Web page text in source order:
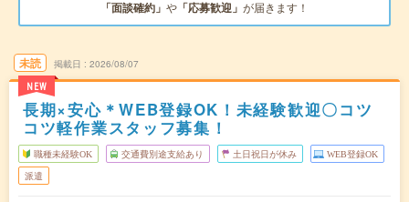
「面談確約」 や 「応募歓迎」 が届きます！
未読
NEW
掲載日 2026/08/07
長期×安心＊WEB登録OK！未経験歓迎〇コツ
コツ軽作業スタッフ募集！
職種未経験OK 交通費別途支給あり 土日祝日が休み WEB登録OK
派遣